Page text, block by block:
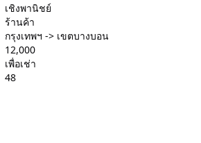
เชิงพานิชย์
ร้านค้า
กรุงเทพฯ -> เขตบางบอน
12,000
เพื่อเช่า
48